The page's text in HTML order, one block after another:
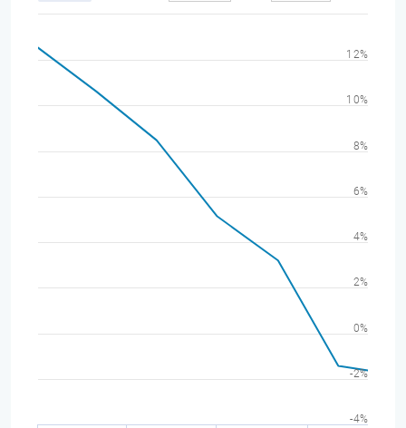
-4%
-2%
0%
2%
4%
6%
8%
10%
12%